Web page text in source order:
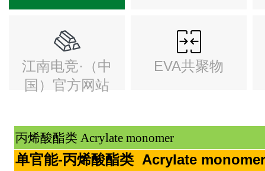
江南电竞·（中
国）官方网站
EVA共聚物
丙烯酸酯类 Acrylate monomer
单官能-丙烯酸酯类 Acrylate